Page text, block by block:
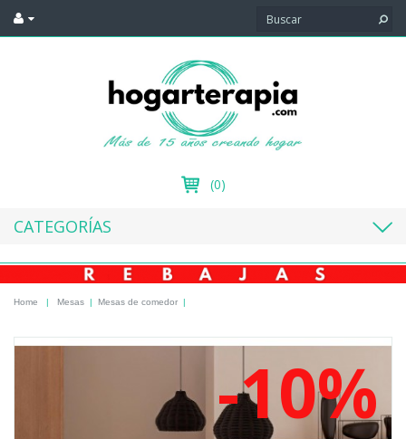
(0)
CATEGORÍAS
Home | Mesas | Mesas de comedor |
-10%